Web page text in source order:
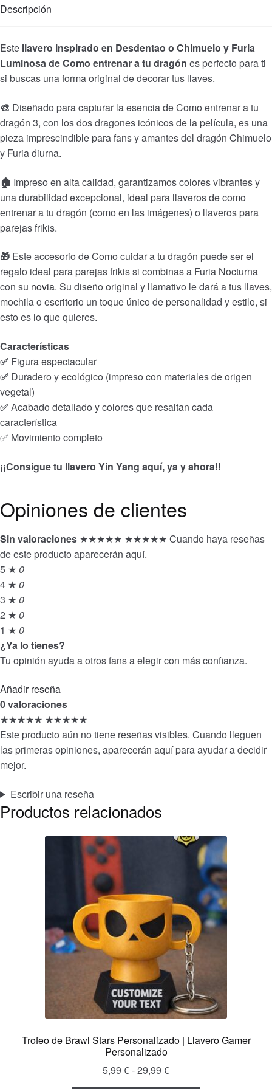
Descripción
Este llavero inspirado en Desdentao o Chimuelo y Furia
Luminosa de Como entrenar a tu dragón es perfecto para ti
si buscas una forma original de decorar tus llaves.
🎨 Diseñado para capturar la esencia de Como entrenar a tu
dragón 3, con los dos dragones icónicos de la película, es una
pieza imprescindible para fans y amantes del dragón Chimuelo
y Furia diurna.
🏠 Impreso en alta calidad, garantizamos colores vibrantes y
una durabilidad excepcional, ideal para llaveros de como
entrenar a tu dragón (como en las imágenes) o llaveros para
parejas frikis.
🎁 Este accesorio de Como cuidar a tu dragón puede ser el
regalo ideal para parejas frikis si combinas a Furia Nocturna
con su novia. Su diseño original y llamativo le dará a tus llaves,
mochila o escritorio un toque único de personalidad y estilo, si
esto es lo que quieres.
Características
✅ Figura espectacular
✅ Duradero y ecológico (impreso con materiales de origen
vegetal)
✅Acabado detallado y colores que resaltan cada
característica
✅ Movimiento completo
¡¡Consigue tu llavero Yin Yang aquí, ya y ahora!!
Opiniones de clientes
Sin valoraciones ★★★★★ ★★★★★ Cuando haya reseñas
de este producto aparecerán aquí.
5 ★ 0
4 ★ 0
3 ★ 0
2 ★ 0
1 ★ 0
¿Ya lo tienes?
Tu opinión ayuda a otros fans a elegir con más confianza.
Añadir reseña
0 valoraciones
★★★★★ ★★★★★
Este producto aún no tiene reseñas visibles. Cuando lleguen
las primeras opiniones, aparecerán aquí para ayudar a decidir
mejor.
Escribir una reseña
Productos relacionados
Trofeo de Brawl Stars Personalizado | Llavero Gamer
Personalizado
5,99 €-29,99 €Rango
de